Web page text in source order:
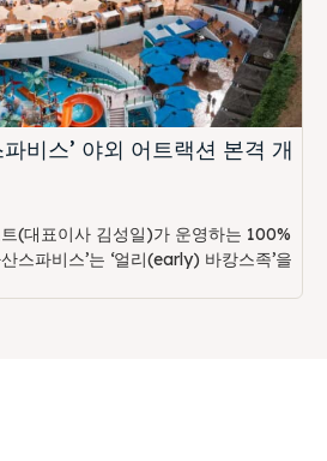
비스’ 야외 어트랙션 본격 개
(대표이사 김성일)가 운영하는 100%
스파비스’는 ‘얼리(early) 바캉스족’을